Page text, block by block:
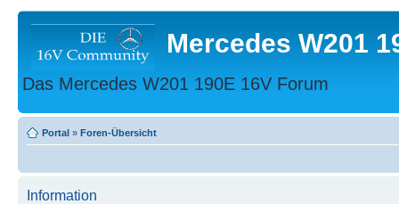
Mercedes W201
Das Mercedes W201 190E 16V Forum
Portal » Foren-Übersicht
Information